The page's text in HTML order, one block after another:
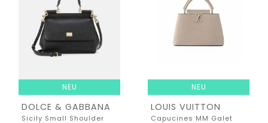
NEU
DOLCE & GABBANA
Sicily Small Shoulder
NEU
LOUIS VUITTON
Capucines MM Galet